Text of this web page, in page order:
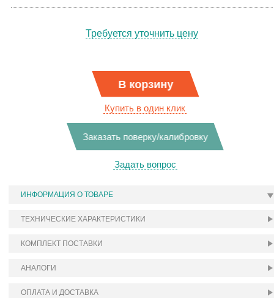
Требуется уточнить цену
В корзину
Купить в один клик
Заказать поверку/калибровку
Задать вопрос
ИНФОРМАЦИЯ О ТОВАРЕ
ТЕХНИЧЕСКИЕ ХАРАКТЕРИСТИКИ
КОМПЛЕКТ ПОСТАВКИ
АНАЛОГИ
ОПЛАТА И ДОСТАВКА